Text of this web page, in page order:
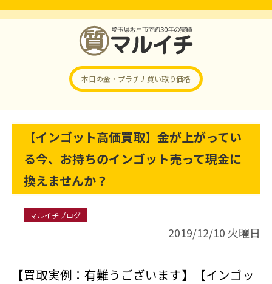
本日の金・プラチナ買い取り価格
【インゴット高価買取】金が上がってい
る今、お持ちのインゴット売って現金に
換えませんか？
マルイチブログ
2019/12/10 火曜日
【買取実例：有難うございます】【インゴッ